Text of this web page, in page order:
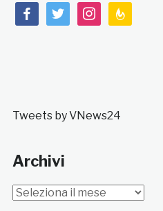
facebooktwitterinstagramfeedburner
Tweets by VNews24
Archivi
Archivi